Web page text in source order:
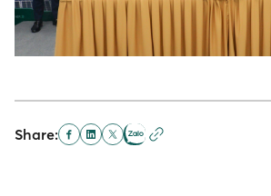
Share: